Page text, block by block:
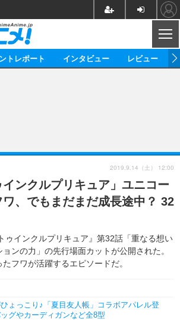
グッズ
海外
ビジネス
アーティスト
実写
イベント
座談会
TV ABEMA Cafe
トレポート インタビュー レビュー
ンクルプリキュア」ユニコー
、でもまだまだ成長途中？ 32
インクルプリキュア』第32話「重なる想い
ンの力」の先行場面カットが公開された。
フワが活躍するエピソードだ。
ょっこり♪「夏目友人帳」コラボアパレル登
グやカーディガンなど全8型
2019.9.14（土） 12:00